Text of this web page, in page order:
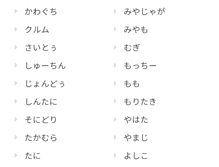
かわぐち
クルム
さいとぅ
しゅーちん
じょんどぅ
しんたに
そにどり
たかむら
たに
みやじゃが
みやも
むぎ
もっちー
もも
もりたき
やはた
やまじ
よしこ